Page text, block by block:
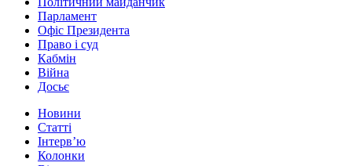
Парламент
Офіс Президента
Право і суд
Кабмін
Війна
Досьє
Новини
Статті
Інтерв’ю
Колонки